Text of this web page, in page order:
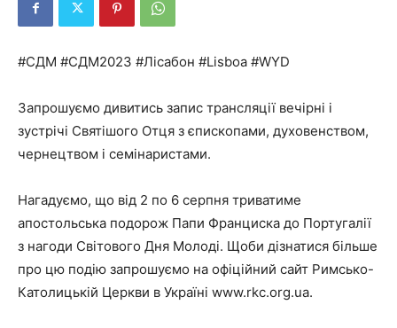
#СДМ #СДМ2023 #Лісабон #Lisboa #WYD
Запрошуємо дивитись запис трансляції вечірні і
зустрічі Святішого Отця з єпископами, духовенством,
чернецтвом і семінаристами.
Нагадуємо, що від 2 по 6 серпня триватиме
апостольська подорож Папи Франциска до Португалії
з нагоди Світового Дня Молоді. Щоби дізнатися більше
про цю подію запрошуємо на офіційний сайт Римсько-
Католицькій Церкви в Україні www.rkc.org.ua.